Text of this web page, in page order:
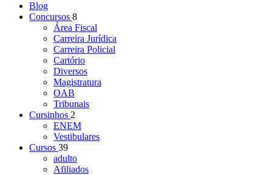
Blog
Concursos 8
Área Fiscal
Carreira Jurídica
Carreira Policial
Cartório
Diversos
Magistratura
OAB
Tribunais
Cursinhos 2
ENEM
Vestibulares
Cursos 39
adulto
Afiliados